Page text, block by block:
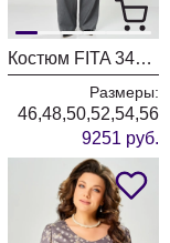
Костюм FITA 3401 графитовый
Размеры:
46,48,50,52,54,56
9251 руб.